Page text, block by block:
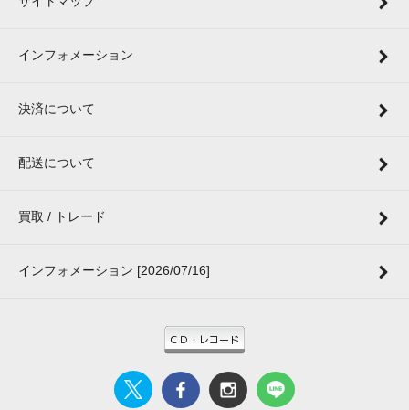
インフォメーション
決済について
配送について
買取 / トレード
インフォメーション [2026/07/16]